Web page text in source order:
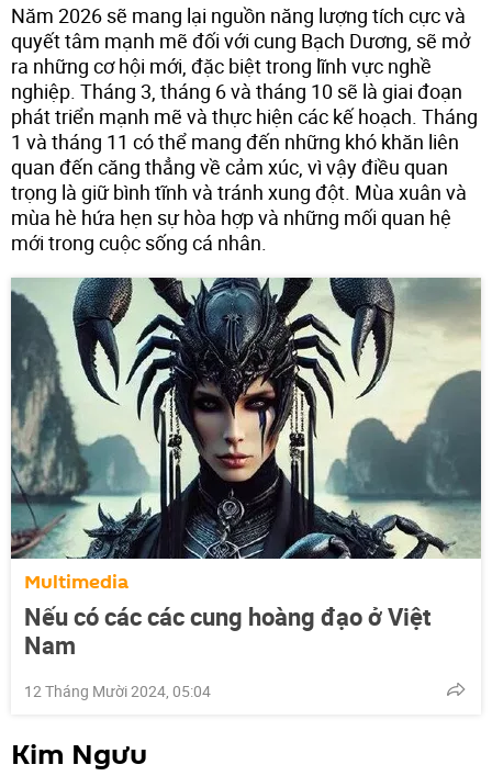
Năm 2026 sẽ mang lại nguồn năng lượng tích cực và
quyết tâm mạnh mẽ đối với cung Bạch Dương, sẽ mở
ra những cơ hội mới, đặc biệt trong lĩnh vực nghề
nghiệp. Tháng 3, tháng 6 và tháng 10 sẽ là giai đoạn
phát triển mạnh mẽ và thực hiện các kế hoạch. Tháng
1 và tháng 11 có thể mang đến những khó khăn liên
quan đến căng thẳng về cảm xúc, vì vậy điều quan
trọng là giữ bình tĩnh và tránh xung đột. Mùa xuân và
mùa hè hứa hẹn sự hòa hợp và những mối quan hệ
mới trong cuộc sống cá nhân.
Multimedia
Nếu có các các cung hoàng đạo ở Việt
Nam
12 Tháng Mười 2024, 05:04
Kim Ngưu